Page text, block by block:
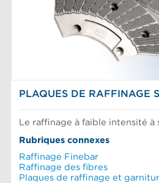
PLAQUES DE RAFFINAGE
Le raffinage à faible intensité à
Rubriques connexes
Raffinage Finebar
Raffinage des fibres
Plaques de raffinage et